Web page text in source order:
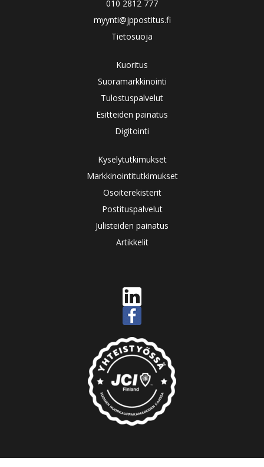
010 2812 777
myynti@jppostitus.fi
Tietosuoja
Kuoritus
Suoramarkkinointi
Tulostuspalvelut
Esitteiden painatus
Digitointi
Kyselytutkimukset
Markkinointitutkimukset
Osoiterekisterit
Postituspalvelut
Julisteiden painatus
Artikkelit